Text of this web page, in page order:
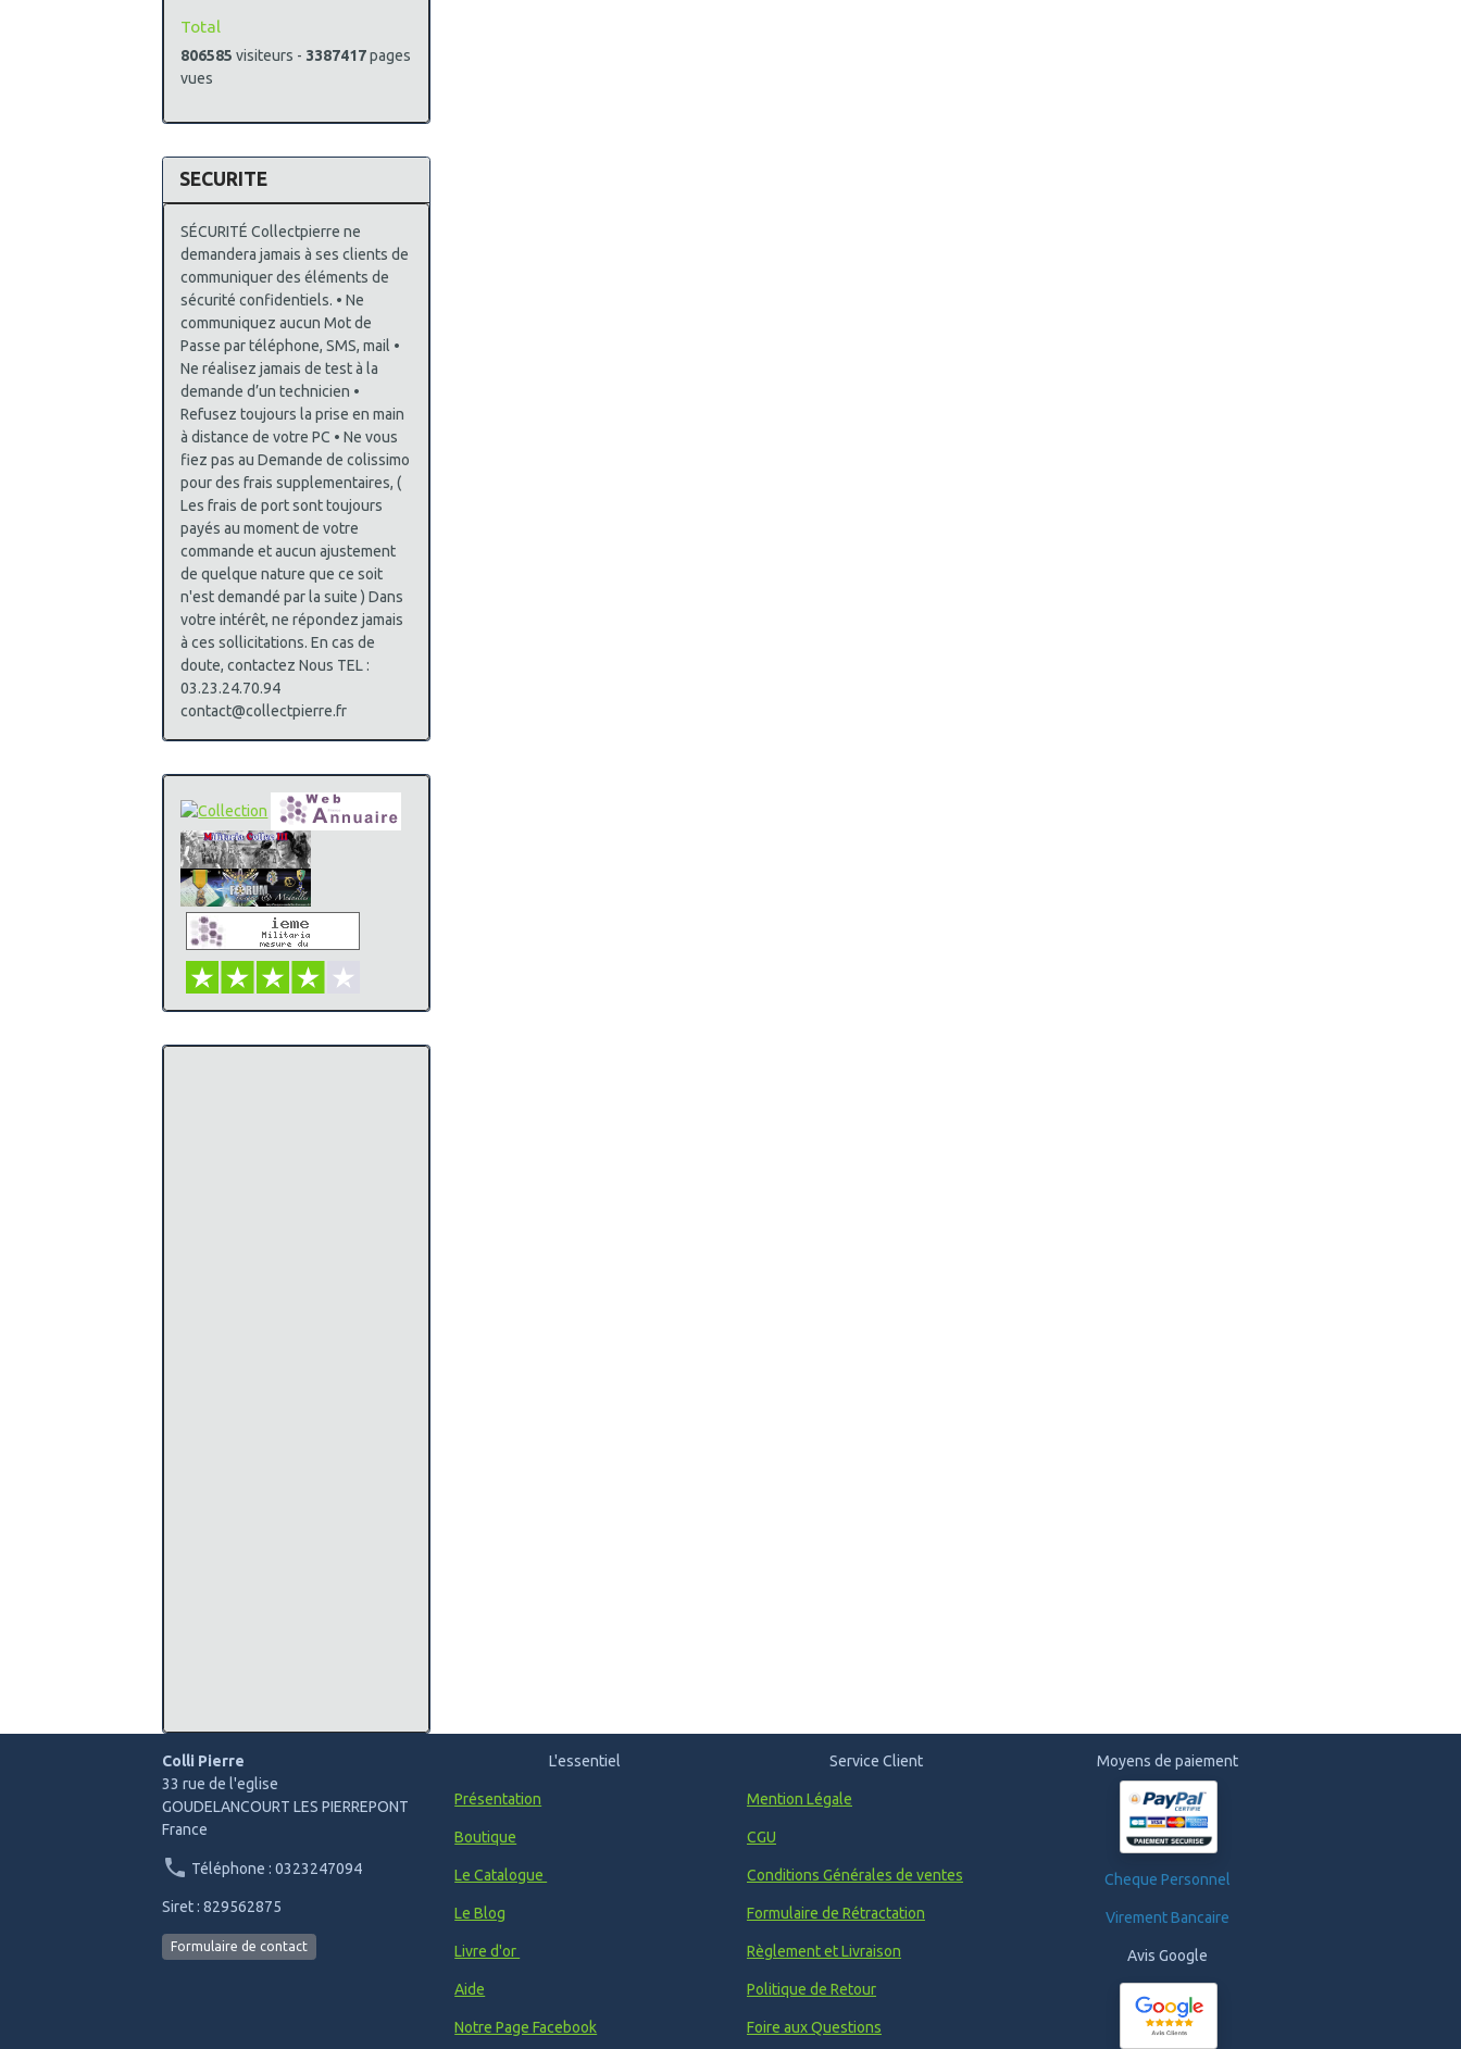
Total
806585 visiteurs - 3387417pages
vues
SECURITE
SÉCURITÉ Collectpierre ne
demandera jamais à ses clients de
communiquer des éléments de
sécurité confidentiels. • Ne
communiquez aucun Mot de
Passe par téléphone, SMS, mail •
Ne réalisez jamais de test à la
demande d’un technicien •
Refusez toujours la prise en main
à distance de votre PC • Ne vous
fiez pas au Demande de colissimo
pour des frais supplementaires, (
Les frais de port sont toujours
payés au moment de votre
commande et aucun ajustement
de quelque nature que ce soit
n'est demandé par la suite ) Dans
votre intérêt, ne répondez jamais
à ces sollicitations. En cas de
doute, contactez Nous TEL :
03.23.24.70.94
contact@collectpierre.fr
Colli Pierre
33 rue de l'eglise
GOUDELANCOURT LES PIERREPONT
France
Téléphone : 0323247094
Siret : 829562875
Formulaire de contact
L'essentiel
Présentation
Boutique
Le Catalogue
Le Blog
Livre d'or
Aide
Notre Page Facebook
Service Client
Mention Légale
CGU
Conditions Générales de ventes
Formulaire de Rétractation
Règlement et Livraison
Politique de Retour
Foire aux Questions
Moyens de paiement
Cheque Personnel
Virement Bancaire
Avis Google